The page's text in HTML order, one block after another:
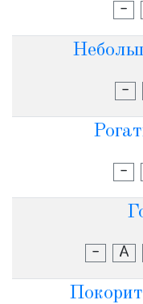
-
-
-
- А